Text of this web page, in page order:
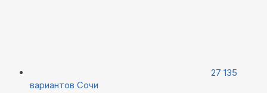
27 135
вариантов Сочи